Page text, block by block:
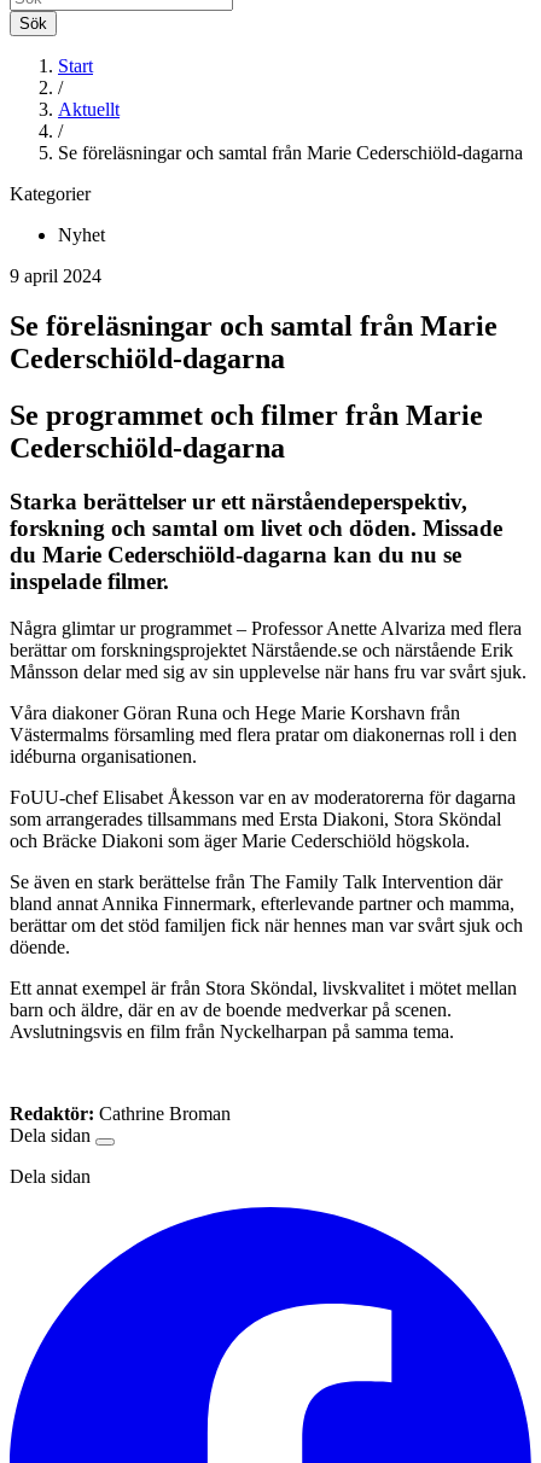
Sök
Start
/
Aktuellt
/
Se föreläsningar och samtal från Marie Cederschiöld-dagarna
Kategorier
Nyhet
9 april 2024
Se föreläsningar och samtal från Marie
Cederschiöld-dagarna
Se programmet och filmer från Marie
Cederschiöld-dagarna
Starka berättelser ur ett närståendeperspektiv,
forskning och samtal om livet och döden. Missade
du Marie Cederschiöld-dagarna kan du nu se
inspelade filmer.
Några glimtar ur programmet – Professor Anette Alvariza med flera
berättar om forskningsprojektet Närstående.se och närstående Erik
Månsson delar med sig av sin upplevelse när hans fru var svårt sjuk.
Våra diakoner Göran Runa och Hege Marie Korshavn från
Västermalms församling med flera pratar om diakonernas roll i den
idéburna organisationen.
FoUU-chef Elisabet Åkesson var en av moderatorerna för dagarna
som arrangerades tillsammans med Ersta Diakoni, Stora Sköndal
och Bräcke Diakoni som äger Marie Cederschiöld högskola.
Se även en stark berättelse från The Family Talk Intervention där
bland annat Annika Finnermark, efterlevande partner och mamma,
berättar om det stöd familjen fick när hennes man var svårt sjuk och
döende.
Ett annat exempel är från Stora Sköndal, livskvalitet i mötet mellan
barn och äldre, där en av de boende medverkar på scenen.
Avslutningsvis en film från Nyckelharpan på samma tema.
Redaktör: Cathrine Broman
Dela sidan
Dela sidan